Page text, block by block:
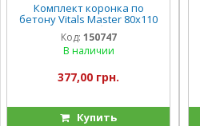
Комплект коронка по
бетону Vitals Master 80х110
мм 10 зубьев
Код: 150747
В наличии
377,00 грн.
Купить